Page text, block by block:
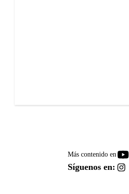
Más contenido en
Síguenos en: